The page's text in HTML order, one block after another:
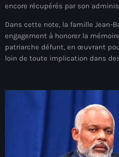
février 2025
janvier 2025
décembre 2024
juillet 2024
encore récupérés par son
Dans cette note, la famille Jean-
engagement à honorer la
patriarche défunt, en œuvrant
loin de toute implication dans